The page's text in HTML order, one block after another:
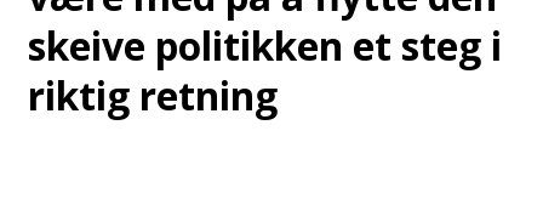
skeive politikken et steg i
riktig retning